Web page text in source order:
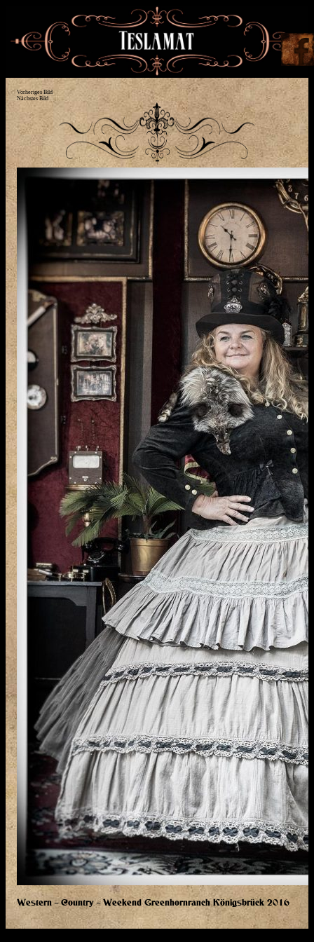
Vorheriges Bild
Nächstes Bild
Western – Country – Weekend Greenhornranch Königsbrück 2016